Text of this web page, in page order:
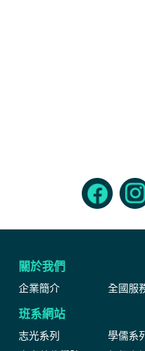
關於我們
企業簡介 全國服
班系網站
志光系列 學儒系列